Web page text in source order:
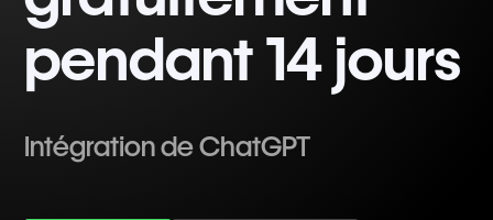
pendant 14 jours
Intégration de ChatGPT